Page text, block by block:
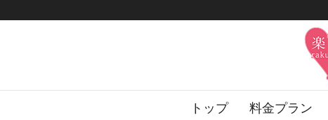
トップ 料金プラン